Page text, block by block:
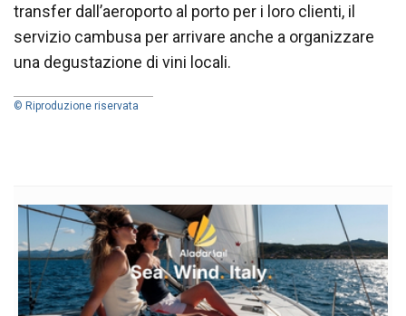
transfer dall’aeroporto al porto per i loro clienti, il
servizio cambusa per arrivare anche a organizzare
una degustazione di vini locali.
© Riproduzione riservata